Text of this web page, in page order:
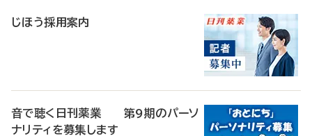
じほう採用案内
音で聴く日刊薬業 第9期のパーソ
ナリティを募集します